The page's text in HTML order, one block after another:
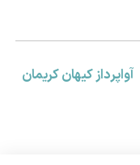
آواپرداز کیهان کریمان